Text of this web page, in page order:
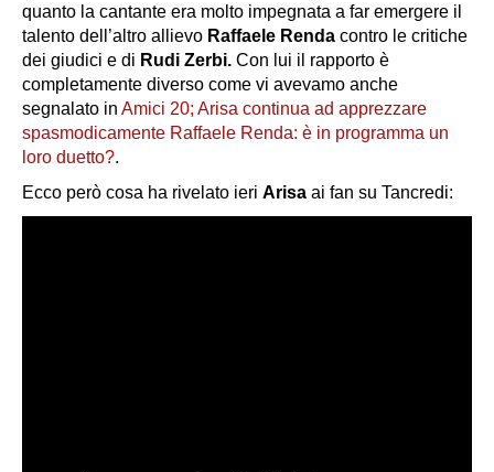
quanto la cantante era molto impegnata a far emergere il
talento dell’altro allievo Raffaele Renda contro le critiche
dei giudici e di Rudi Zerbi. Con lui il rapporto è
completamente diverso come vi avevamo anche
segnalato in Amici 20; Arisa continua ad apprezzare
spasmodicamente Raffaele Renda: è in programma un
loro duetto?.
Ecco però cosa ha rivelato ieri Arisa ai fan su Tancredi: